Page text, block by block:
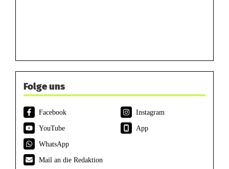
Folge uns
Facebook
Instagram
YouTube
App
WhatsApp
Mail an die Redaktion